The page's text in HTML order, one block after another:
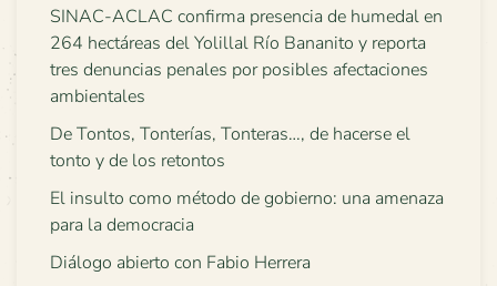
SINAC-ACLAC confirma presencia de humedal en
264 hectáreas del Yolillal Río Bananito y reporta
tres denuncias penales por posibles afectaciones
ambientales
De Tontos, Tonterías, Tonteras…, de hacerse el
tonto y de los retontos
El insulto como método de gobierno: una amenaza
para la democracia
Diálogo abierto con Fabio Herrera